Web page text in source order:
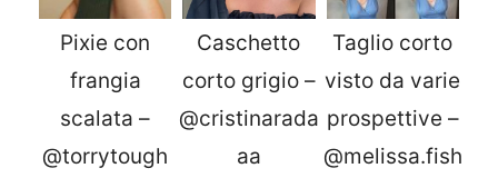
Pixie con
frangia
scalata –
@torrytough
Caschetto
corto grigio –
@cristinarada
aa
Taglio corto
visto da varie
prospettive –
@melissa.fish